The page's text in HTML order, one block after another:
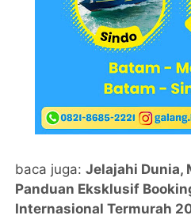
baca juga:Jelajahi Dunia,
Panduan Eksklusif
Internasional Termurah